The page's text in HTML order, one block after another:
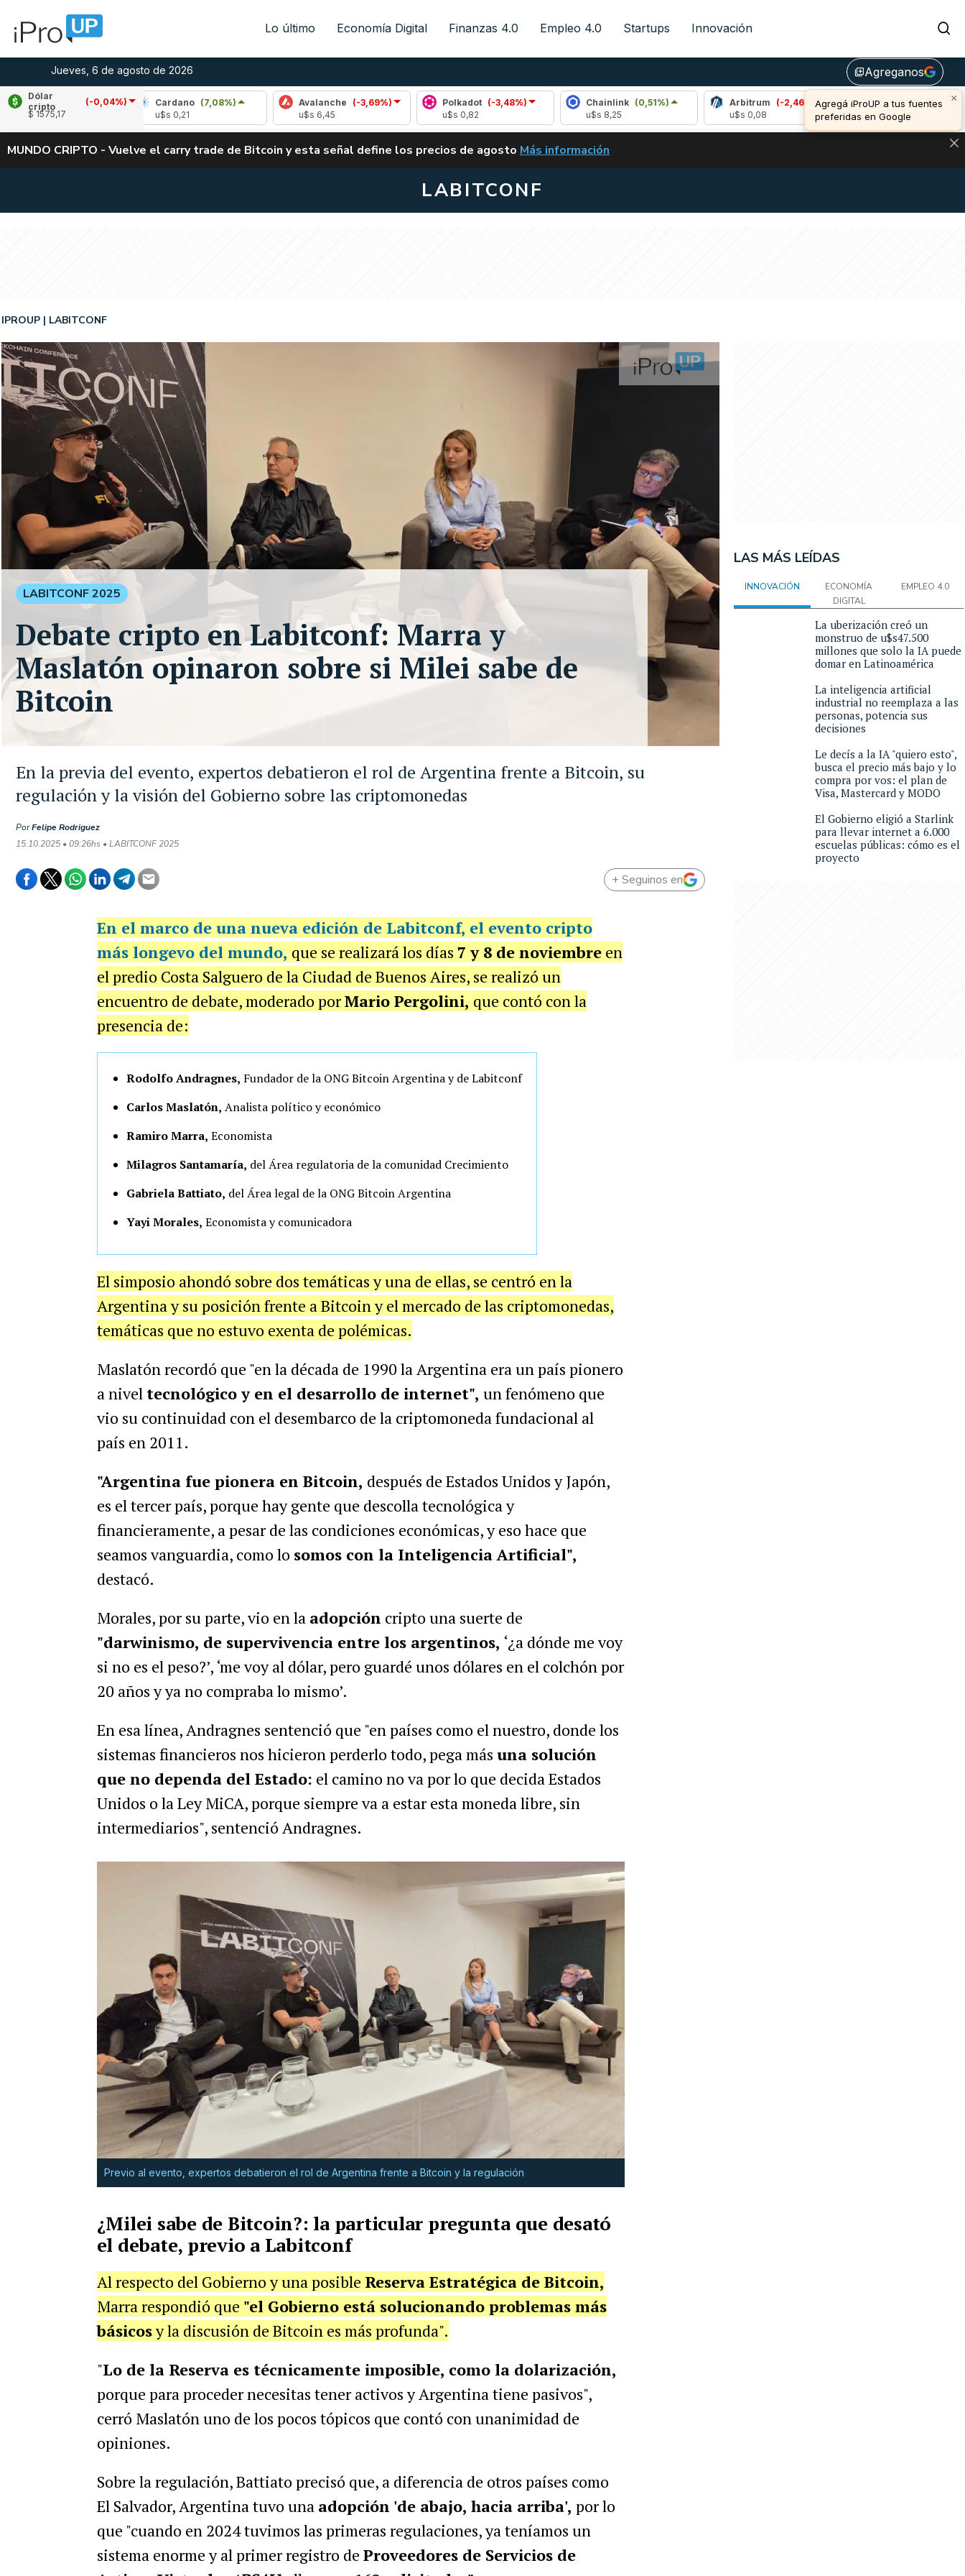
Lo último Economía Digital Finanzas 4.0 Empleo 4.0 Startups Innovación
Jueves, 6 de agosto de 2026 library_addAgreganos
×
Agregá iProUP a tus fuentes
preferidas en Google
Dólar
cripto
(-0,04%)
$ 1575,17
3,10%) Cardano
(7,08%)
Avalanche
(-3,69%)
Polkadot
(-3,48%)
Chainlink
(0,51%)
Arbitrum
(-2,46%)
Bitcoin (-0,58%)
u$s 64.383,00
ALERTA
MUNDO CRIPTO - Vuelve el carry trade de Bitcoin y esta señal define los precios de agosto VUELVE EL CARRY TRADE DE BITCOIN Y ESTA SEÑAL DEFINE LOS PRECIOS DE
Más información
LABITCONF
En la previa del evento, expertos debatieron el rol de Argentina frente a Bitcoin, su
regulación y la visión del Gobierno sobre las criptomonedas
IPROUP LABITCONF
PorFelipe Rodriguez
15.10.2025 • 09:26hs • LABITCONF 2025
LABITCONF 2025
Debate cripto en Labitconf: Marra y
Maslatón opinaron sobre si Milei sabe de
Bitcoin
+ Seguinos en
En el marco de una nueva edición de Labitconf, el evento cripto
más longevo del mundo, que se realizará los días 7 y 8 de noviembreen
el predio Costa Salguero de la Ciudad de Buenos Aires, se realizó un
encuentro de debate, moderado porMario Pergolini, que contó con la
presencia de:
Rodolfo Andragnes, Fundador de la ONG Bitcoin Argentina y de Labitconf
Carlos Maslatón, Analista político y económico
Ramiro Marra, Economista
Milagros Santamaría, del Área regulatoria de la comunidad Crecimiento
Gabriela Battiato, del Área legal de la ONG Bitcoin Argentina
Yayi Morales, Economista y comunicadora
El simposio ahondó sobre dos temáticas y una de ellas, se centró en la
Argentina y su posición frente a Bitcoin y el mercado de las criptomonedas,
temáticas que no estuvo exenta de polémicas.
Maslatón recordó que "en la década de 1990 la Argentina era un país pionero
a nivel tecnológico y en el desarrollo de internet", un fenómeno que
vio su continuidad con el desembarco de la criptomoneda fundacional al
país en 2011.
"Argentina fue pionera en Bitcoin, después de Estados Unidos y Japón,
es el tercer país, porque hay gente que descolla tecnológica y
financieramente, a pesar de las condiciones económicas, y eso hace que
seamos vanguardia, como lo somos con la Inteligencia Artificial",
destacó.
Morales, por su parte, vio en la adopción cripto una suerte de
"darwinismo, de supervivencia entre los argentinos, ‘¿a dónde me voy
si no es el peso?’, ‘me voy al dólar, pero guardé unos dólares en el colchón por
20 años y ya no compraba lo mismo’.
En esa línea, Andragnes sentenció que "en países como el nuestro, donde los
sistemas financieros nos hicieron perderlo todo, pega más una solución
que no dependa del Estado: el camino no va por lo que decida Estados
Unidos o la Ley MiCA, porque siempre va a estar esta moneda libre, sin
intermediarios", sentenció Andragnes.
Previo al evento, expertos debatieron el rol de Argentina frente a Bitcoin y la regulación
¿Milei sabe de Bitcoin?: la particular pregunta que desató
el debate, previo a Labitconf
Al respecto del Gobierno y una posible Reserva Estratégica de Bitcoin,
Marra respondió que "el Gobierno está solucionando problemas más
básicosy la discusión de Bitcoin es más profunda".
"Lo de la Reserva es técnicamente imposible, como la dolarización,
porque para proceder necesitas tener activos y Argentina tiene pasivos",
cerró Maslatón uno de los pocos tópicos que contó con unanimidad de
opiniones.
Sobre la regulación, Battiato precisó que, a diferencia de otros países como
El Salvador, Argentina tuvo una adopción 'de abajo, hacia arriba', por lo
que "cuando en 2024 tuvimos las primeras regulaciones, ya teníamos un
sistema enorme y al primer registro de Proveedores de Servicios de
LAS MÁS LEÍDAS
INNOVACIÓN
ECONOMÍA
DIGITAL
EMPLEO 4.0
La uberización creó un
monstruo de u$s47.500
millones que solo la IA puede
domar en Latinoamérica
La inteligencia artificial
industrial no reemplaza a las
personas, potencia sus
decisiones
Le decís a la IA "quiero esto",
busca el precio más bajo y lo
compra por vos: el plan de
Visa, Mastercard y MODO
El Gobierno eligió a Starlink
para llevar internet a 6.000
escuelas públicas: cómo es el
proyecto